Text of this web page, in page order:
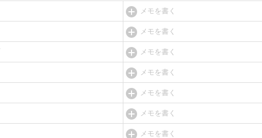
メモを書く
メモを書く
メモを書く
メモを書く
メモを書く
メモを書く
メモを書く